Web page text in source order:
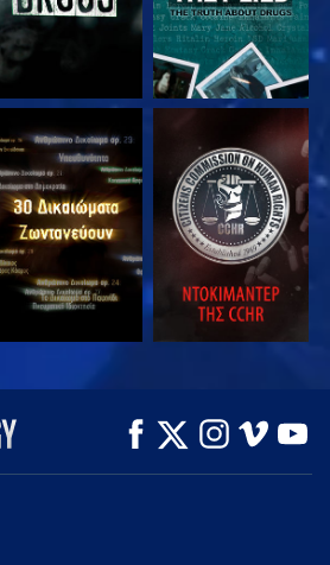
ΠΑΡΑΚΟΛΟΥΘΗΣΤΕ
ΕΞΕΡΕΥΝΗΣΤΕ ΤΗ
ΣΕΙΡΑ